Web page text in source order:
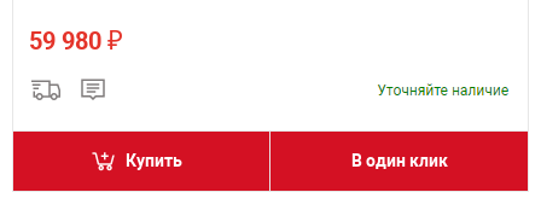
59 980 ₽
Купить В один клик